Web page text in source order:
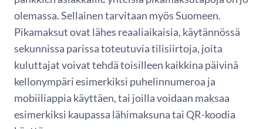
olemassa. Sellainen tarvitaan myös Suomeen.
Pikamaksut ovat lähes reaaliaikaisia, käytännössä
sekunnissa parissa toteutuvia tilisiirtoja, joita
kuluttajat voivat tehdä toisilleen kaikkina päivinä
kellonympäri esimerkiksi puhelinnumeroa ja
mobiiliappia käyttäen, tai joilla voidaan maksaa
esimerkiksi kaupassa lähimaksuna tai QR-koodia